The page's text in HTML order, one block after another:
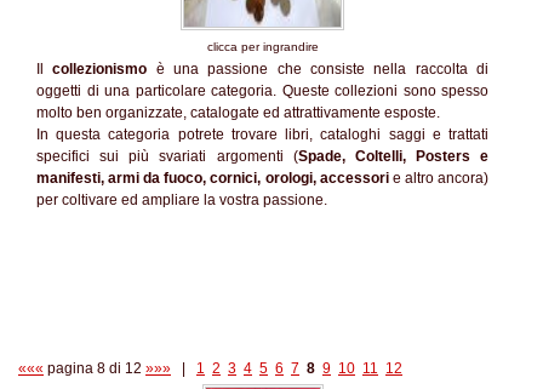
clicca per ingrandire
Ilcollezionismo è una passione che consiste nella raccolta di
oggetti di una particolare categoria. Queste collezioni sono spesso
molto ben organizzate, catalogate ed attrattivamente esposte.
In questa categoria potrete trovare libri, cataloghi saggi e trattati
specifici sui più svariati argomenti (Spade, Coltelli, Posters e
manifesti, armi da fuoco, cornici, orologi, accessori e altro ancora)
per coltivare ed ampliare la vostra passione.
««« pagina 8 di 12 »»» 1 2 3 4 5 6 7 8 9 10 11 12